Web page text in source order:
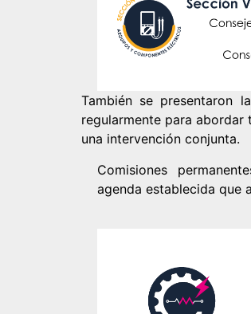
También se presentaron
regularmente para abordar
una intervención conjunta.
Comisiones
agenda establecida que